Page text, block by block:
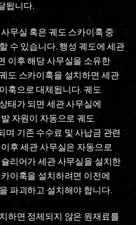
됩니다.
무실 혹은 궤도 스카이훅 중
수 있습니다. 행성 궤도에 세관
이후 해당 사무실을 소유한
도 스카이훅을 설치하면 세관
훅으로 대체됩니다. 궤도
태가 되면 세관 사무실에
자원이 자동으로 궤도
며 기존 수수료 및 사납금 관련
후 세관 사무실은 자동으로
리어가 세관 사무실을 설치한
이훅을 설치하려면 이전에
파괴하고 설치해야 합니다.
하면 정제되지 않은 원재료를